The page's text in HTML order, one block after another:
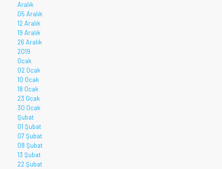
Aralık
05 Aralık
12 Aralık
19 Aralık
26 Aralık
2019
Ocak
02 Ocak
10 Ocak
18 Ocak
23 Ocak
30 Ocak
Şubat
01 Şubat
07 Şubat
08 Şubat
13 Şubat
22 Şubat